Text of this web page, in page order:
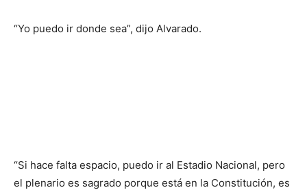
“Yo puedo ir donde sea”, dijo Alvarado.
“Si hace falta espacio, puedo ir al Estadio Nacional, pero
el plenario es sagrado porque está en la Constitución, es